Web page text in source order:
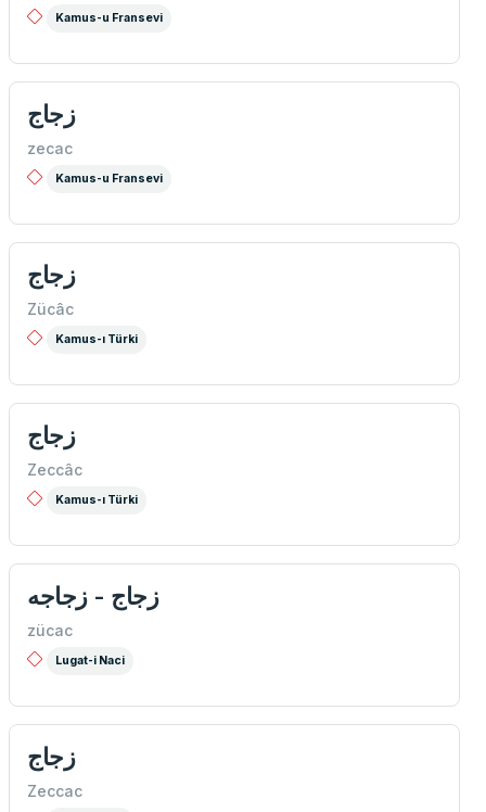
Kamus-u Fransevi
زجاج
zecac
Kamus-u Fransevi
زجاج
Zücâc
Kamus-ı Türki
زجاج
Zeccâc
Kamus-ı Türki
زجاج - زجاجه
zücac
Lugat-i Naci
زجاج
Zeccac